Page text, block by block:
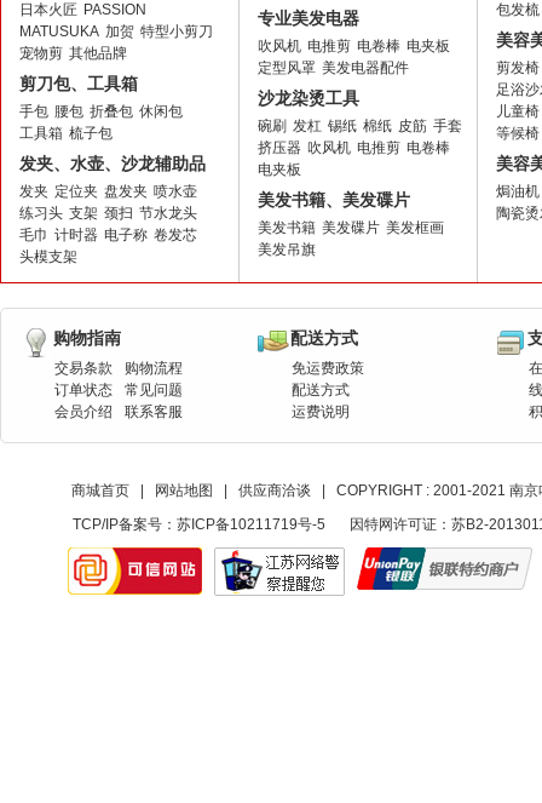
日本火匠 PASSION
MATUSUKA 加贺 特型小剪刀
宠物剪 其他品牌
剪刀包、工具箱
手包 腰包 折叠包 休闲包
工具箱 梳子包
发夹、水壶、沙龙辅助品
发夹 定位夹 盘发夹 喷水壶
练习头 支架 颈扫 节水龙头
毛巾 计时器 电子称 卷发芯
头模支架
专业美发电器
吹风机 电推剪 电卷棒 电夹板
定型风罩 美发电器配件
沙龙染烫工具
碗刷 发杠 锡纸 棉纸 皮筋 手套
挤压器 吹风机 电推剪 电卷棒
电夹板
美发书籍、美发碟片
美发书籍 美发碟片 美发框画
美发吊旗
包发梳
美容
剪发椅
足浴
儿童椅
等候椅
美容
焗油机
陶瓷
购物指南
交易条款
购物流程
订单状态
常见问题
会员介绍
联系客服
配送方式
免运费政策
配送方式
运费说明
商城首页 网站地图 供应商洽谈
COPYRIGHT : 2001-2021 南
TCP/IP备案号： 苏ICP备10211719号-5 因特网许可证：苏B2-